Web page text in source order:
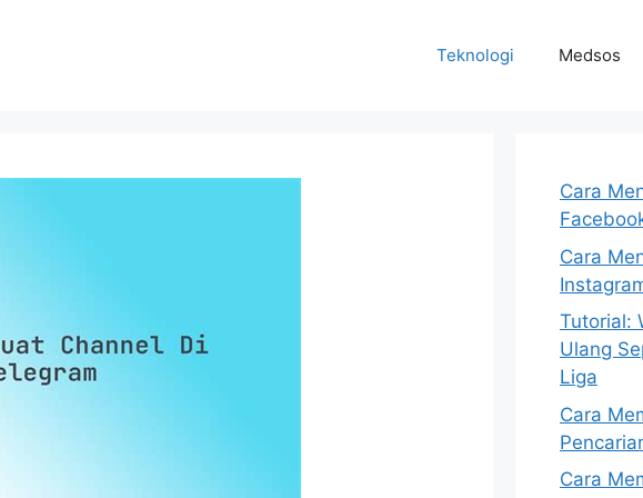
Teknologi Medsos
Cara
Cara
Tutorial:
Ulang
Liga
Cara
Cara